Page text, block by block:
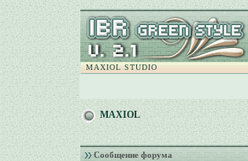
MAXIOL STUDIO
MAXIOL
Сообщение форума